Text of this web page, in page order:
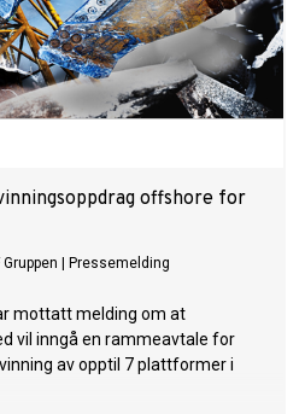
offshore for
Gruppen Pressemelding
mottatt melding om at
vil inngå en rammeavtale for
av opptil 7 plattformer i